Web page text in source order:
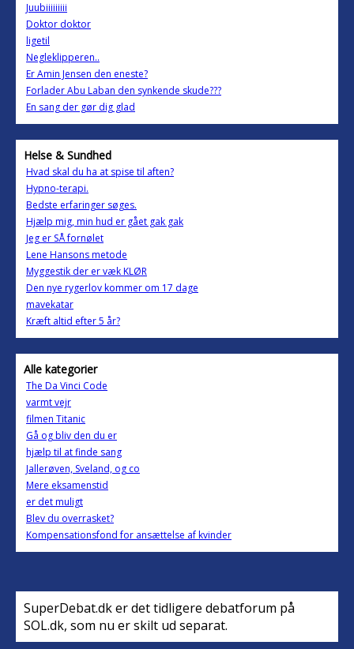
Juubiiiiiiiii
Doktor doktor
ligetil
Negleklipperen..
Er Amin Jensen den eneste?
Forlader Abu Laban den synkende skude???
En sang der gør dig glad
Helse & Sundhed
Hvad skal du ha at spise til aften?
Hypno-terapi.
Bedste erfaringer søges.
Hjælp mig, min hud er gået gak gak
Jeg er SÅ fornølet
Lene Hansons metode
Myggestik der er væk KLØR
Den nye rygerlov kommer om 17 dage
mavekatar
Kræft altid efter 5 år?
Alle kategorier
The Da Vinci Code
varmt vejr
filmen Titanic
Gå og bliv den du er
hjælp til at finde sang
Jallerøven, Sveland, og co
Mere eksamenstid
er det muligt
Blev du overrasket?
Kompensationsfond for ansættelse af kvinder
SuperDebat.dk er det tidligere debatforum på
SOL.dk, som nu er skilt ud separat.